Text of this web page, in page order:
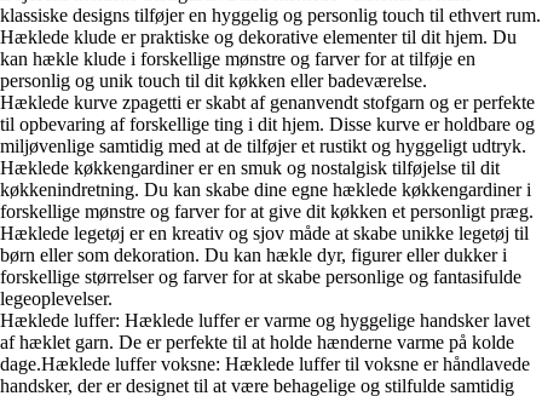
klassiske designs tilføjer en hyggelig og personlig touch til ethvert rum.
Hæklede klude er praktiske og dekorative elementer til dit hjem. Du
kan hækle klude i forskellige mønstre og farver for at tilføje en
personlig og unik touch til dit køkken eller badeværelse.
Hæklede kurve zpagetti er skabt af genanvendt stofgarn og er perfekte
til opbevaring af forskellige ting i dit hjem. Disse kurve er holdbare og
miljøvenlige samtidig med at de tilføjer et rustikt og hyggeligt udtryk.
Hæklede køkkengardiner er en smuk og nostalgisk tilføjelse til dit
køkkenindretning. Du kan skabe dine egne hæklede køkkengardiner i
forskellige mønstre og farver for at give dit køkken et personligt præg.
Hæklede legetøj er en kreativ og sjov måde at skabe unikke legetøj til
børn eller som dekoration. Du kan hækle dyr, figurer eller dukker i
forskellige størrelser og farver for at skabe personlige og fantasifulde
legeoplevelser.
Hæklede luffer: Hæklede luffer er varme og hyggelige handsker lavet
af hæklet garn. De er perfekte til at holde hænderne varme på kolde
dage.Hæklede luffer voksne: Hæklede luffer til voksne er håndlavede
handsker, der er designet til at være behagelige og stilfulde samtidig